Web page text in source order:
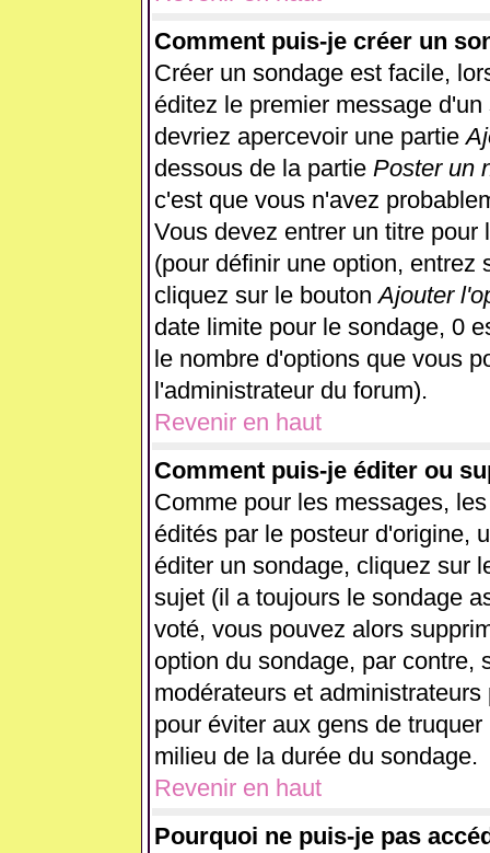
Comment puis-je créer un
Créer un sondage est facile,
éditez le premier message
devriez apercevoir une partie
dessous de la partie Poster un
c'est que vous n'avez
Vous devez entrer un titre
(pour définir une option, entrez
cliquez sur le boutonAjouter
date limite pour le sondage, 0
le nombre d'options que vous
l'administrateur du forum).
Revenir en haut
Comment puis-je éditer ou
Comme pour les messages,
édités par le posteur d'origine,
éditer un sondage, cliquez sur
sujet (il a toujours le sondage
voté, vous pouvez alors
option du sondage, par contre,
modérateurs et
pour éviter aux gens de
milieu de la durée du sondage.
Revenir en haut
Pourquoi ne puis-je pas